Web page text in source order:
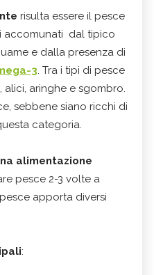
risulta essere il pesce
accomunati dal tipico
e dalla presenza di
3. Tra i tipi di pesce
alici, aringhe e sgombro.
sebbene siano ricchi di
categoria.
alimentazione
pesce 2-3 volte a
apporta diversi
: